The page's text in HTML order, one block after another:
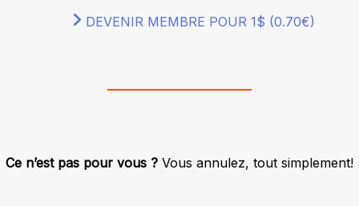
DEVENIR MEMBRE POUR 1$ (0.70€)
Ce n’est pas pour vous ? Vous annulez, tout simplement!